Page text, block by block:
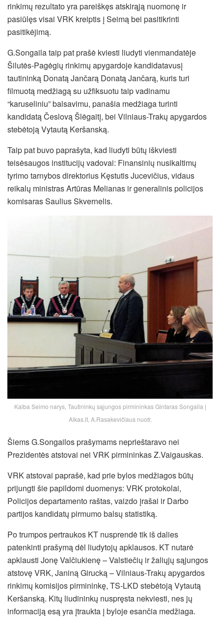
rinkimų rezultato yra pareiškęs atskirąją nuomonę ir
pasiūlęs visai VRK kreiptis į Seimą bei pasitikrinti
pasitikėjimą.
G.Songaila taip pat prašė kviesti liudyti vienmandatėje
Šilutės-Pagėgių rinkimų apygardoje kandidatavusį
tautininką Donatą Jančarą Donatą Jančarą, kuris turi
filmuotą medžiagą su užfiksuotu taip vadinamu
“karuseliniu” balsavimu, panašia medžiaga turinti
kandidatą Česlovą Šlėgaitį, bei Vilniaus-Trakų apygardos
stebėtoją Vytautą Keršanską.
Taip pat buvo paprašyta, kad liudyti būtų iškviesti
teisėsaugos institucijų vadovai: Finansinių nusikaltimų
tyrimo tarnybos direktorius Kęstutis Jucevičius, vidaus
reikalų ministras Artūras Melianas ir generalinis policijos
komisaras Saulius Skvernelis.
Kalba Seimo narys, Tautininkų sąjungos pirmininkas Gintaras Songaila |
Alkas.lt, A.Rasakevičiaus nuotr.
Šiems G.Songailos prašymams neprieštaravo nei
Prezidentės atstovai nei VRK pirmininkas Z.Vaigauskas.
VRK atstovai paprašė, kad prie bylos medžiagos būtų
prijungti šie papildomi duomenys: VRK protokolai,
Policijos departamento raštas, vaizdo įrašai ir Darbo
partijos kandidatų pirmumo balsų statistiką.
Po trumpos pertraukos KT nusprendė tik iš dalies
patenkinti prašymą dėl liudytojų apklausos. KT nutarė
apklausti Jonę Valčiukienę – Valstiečių ir žaliųjų sąjungos
atstovę VRK, Janiną Girucką – Vilniaus-Trakų apygardos
rinkimų komisijos pirmininkę, TS-LKD stebėtoją Vytautą
Keršanską. Kitų liudininkų nuspręsta nekviesti, nes jų
informaciją esą yra įtraukta į byloje esančia medžiaga.